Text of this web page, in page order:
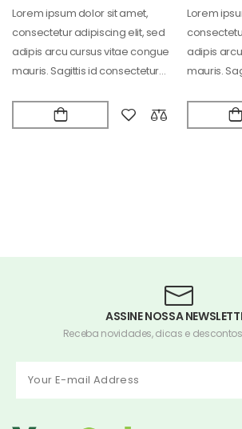
Lorem ipsum dolor sit amet,
consectetur adipiscing elit, sed
adipis arcu cursus vitae congue
mauris. Sagittis id consectetur
Lorem
adipis
mauris.
ASSINE NOSSA
Receba novidades, dicas e